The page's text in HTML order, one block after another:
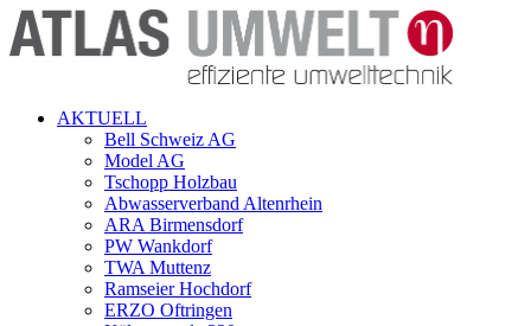
AKTUELL
Bell Schweiz AG
Model AG
Tschopp Holzbau
Abwasserverband Altenrhein
ARA Birmensdorf
PW Wankdorf
TWA Muttenz
Ramseier Hochdorf
ERZO Oftringen